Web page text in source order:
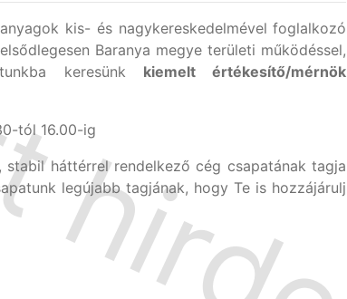
kis- és nagykereskedelmével foglalkozó
Baranya megye területi működéssel,
keresünk kiemelt értékesítő/mérnök
tól 16.00-ig
háttérrel rendelkező cég csapatának tagja
legújabb tagjának, hogy Te is hozzájárulj